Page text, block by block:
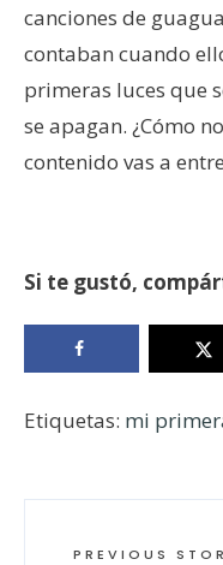
canciones de
contaban cuando
primeras luces que
se apagan. ¿Cómo
contenido vas a
Si te gustó,
Etiquetas: mi
PREVIOUS